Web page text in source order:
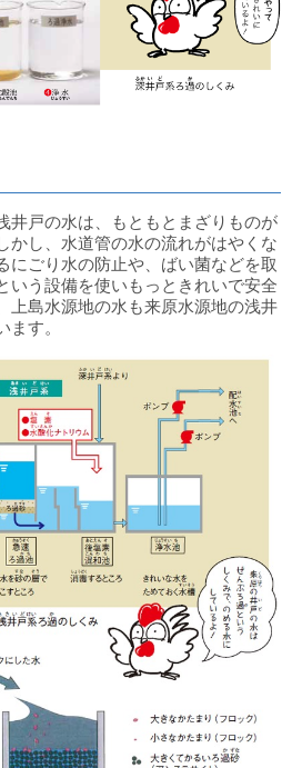
井戸の水は、もともとまざりものが
かし、水道管の水の流れがはやくな
にごり水の防止や、ばい菌などを取
いう設備を使いもっときれいで安全
上島水源地の水も来原水源地の浅井
ます。